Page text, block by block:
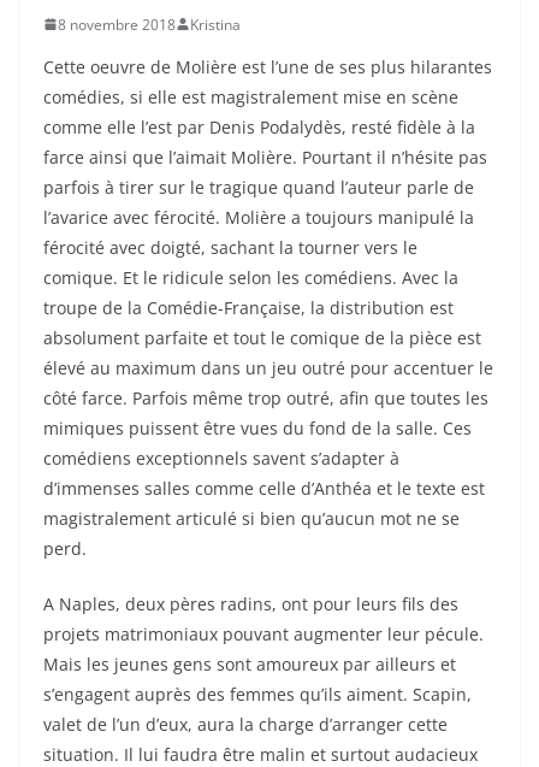
8 novembre 2018 Kristina
Cette oeuvre de Molière est l’une de ses plus hilarantes
comédies, si elle est magistralement mise en scène
comme elle l’est par Denis Podalydès, resté fidèle à la
farce ainsi que l’aimait Molière. Pourtant il n’hésite pas
parfois à tirer sur le tragique quand l’auteur parle de
l’avarice avec férocité. Molière a toujours manipulé la
férocité avec doigté, sachant la tourner vers le
comique. Et le ridicule selon les comédiens. Avec la
troupe de la Comédie-Française, la distribution est
absolument parfaite et tout le comique de la pièce est
élevé au maximum dans un jeu outré pour accentuer le
côté farce. Parfois même trop outré, afin que toutes les
mimiques puissent être vues du fond de la salle. Ces
comédiens exceptionnels savent s’adapter à
d’immenses salles comme celle d’Anthéa et le texte est
magistralement articulé si bien qu’aucun mot ne se
perd.
A Naples, deux pères radins, ont pour leurs fils des
projets matrimoniaux pouvant augmenter leur pécule.
Mais les jeunes gens sont amoureux par ailleurs et
s’engagent auprès des femmes qu’ils aiment. Scapin,
valet de l’un d’eux, aura la charge d’arranger cette
situation. Il lui faudra être malin et surtout audacieux